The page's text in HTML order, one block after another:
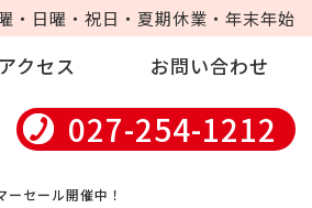
・日曜・祝日・夏期休業・年末年始
アクセス お問い合わせ
027-254-1212
ーセール開催中！